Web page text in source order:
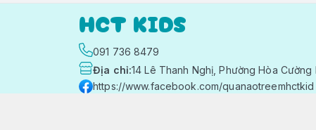
HCT KIDS
091 736 8479
Địa chỉ:14 Lê Thanh Nghị, Phường Hòa
https://www.facebook.com/quanaotreemhctkid